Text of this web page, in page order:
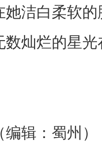
她洁白柔软的
数灿烂的星光
编辑：蜀州）